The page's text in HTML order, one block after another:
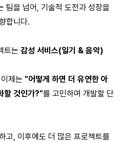
팀을 넘어, 기술적 도전과 성장을
합니다.
트는 감성 서비스(일기 & 음악)
제는 "어떻게 하면 더 유연한 아
할 것인가?"를 고민하며 개발할 단
고, 이후에도 더 많은 프로젝트를